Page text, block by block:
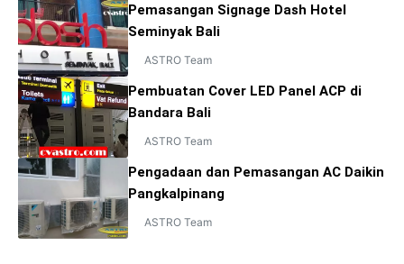
Pemasangan Signage Dash Hotel
Seminyak Bali
ASTRO Team
Pembuatan Cover LED Panel ACP di
Bandara Bali
ASTRO Team
Pengadaan dan Pemasangan AC Daikin
Pangkalpinang
ASTRO Team